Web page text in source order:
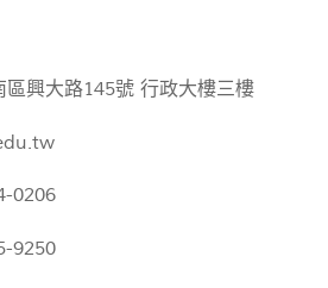
區興大路145號 行政大樓三樓
0206
9250